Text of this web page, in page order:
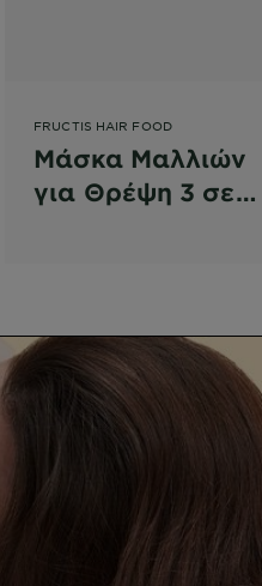
FRUCTIS HAIR FOOD
Μάσκα Μαλλιών
για Θρέψη 3 σε 1